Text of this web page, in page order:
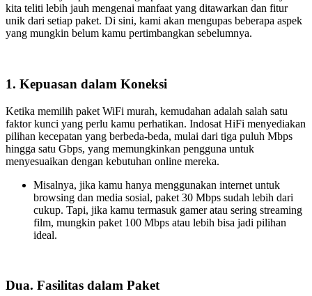
kita teliti lebih jauh mengenai manfaat yang ditawarkan dan fitur
unik dari setiap paket. Di sini, kami akan mengupas beberapa aspek
yang mungkin belum kamu pertimbangkan sebelumnya.
1. Kepuasan dalam Koneksi
Ketika memilih paket WiFi murah, kemudahan adalah salah satu
faktor kunci yang perlu kamu perhatikan. Indosat HiFi menyediakan
pilihan kecepatan yang berbeda-beda, mulai dari tiga puluh Mbps
hingga satu Gbps, yang memungkinkan pengguna untuk
menyesuaikan dengan kebutuhan online mereka.
Misalnya, jika kamu hanya menggunakan internet untuk
browsing dan media sosial, paket 30 Mbps sudah lebih dari
cukup. Tapi, jika kamu termasuk gamer atau sering streaming
film, mungkin paket 100 Mbps atau lebih bisa jadi pilihan
ideal.
Dua. Fasilitas dalam Paket